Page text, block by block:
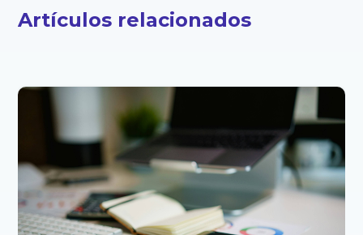
Artículos relacionados